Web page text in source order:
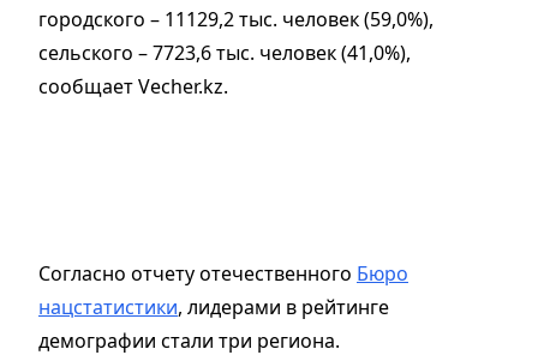
городского – 11129,2 тыс. человек (59,0%),
сельского – 7723,6 тыс. человек (41,0%),
сообщает Vecher.kz.
Согласно отчету отечественного Бюро
нацстатистики, лидерами в рейтинге
демографии стали три региона.